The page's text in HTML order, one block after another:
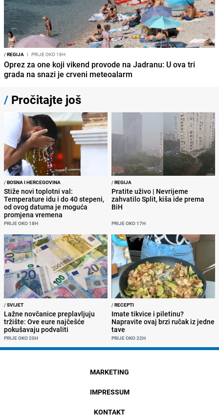
/REGIJA I PRIJE OKO 18H
Oprez za one koji vikend provode na Jadranu: U ova tri
grada na snazi je crveni meteoalarm
/ Pročitajte još
/BOSNA I HERCEGOVINA
Stiže novi toplotni val:
Temperature idu i do 40 stepeni,
od ovog datuma je moguća
promjena vremena
PRIJE OKO 18H
/REGIJA
Pratite uživo | Nevrijeme
zahvatilo Split, kiša ide prema
BiH
PRIJE OKO 17H
/SVIJET
Lažne novčanice preplavljuju
tržište: Ove eure najčešće
pokušavaju podvaliti
PRIJE OKO 20H
/RECEPTI
Imate tikvice i piletinu?
Napravite ovaj brzi ručak iz jedne
tave
PRIJE OKO 22H
MARKETING
IMPRESSUM
KONTAKT